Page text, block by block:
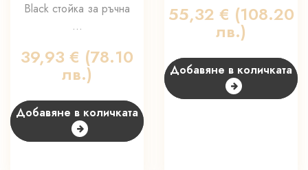
Black стойка за ръчна
...
39,93 € (78.10
лв.)
Добавяне в количката
55,32 € (108.20
лв.)
Добавяне в количката